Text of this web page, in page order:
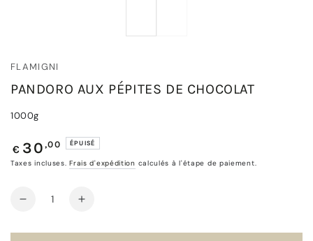
FLAMIGNI
PANDORO AUX PÉPITES DE CHOCOLAT
1000g
Prix
normal
€ 30 ,00 ÉPUISÉ
Taxes incluses.Frais d'expédition calculés à l'étape de paiement.
Quantité
Réduire
Augmenter